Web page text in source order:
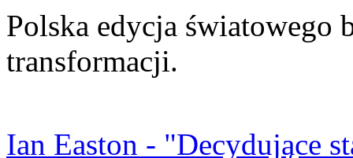
Polska edycja światowego
transformacji.
Ian Easton - "Decydujące